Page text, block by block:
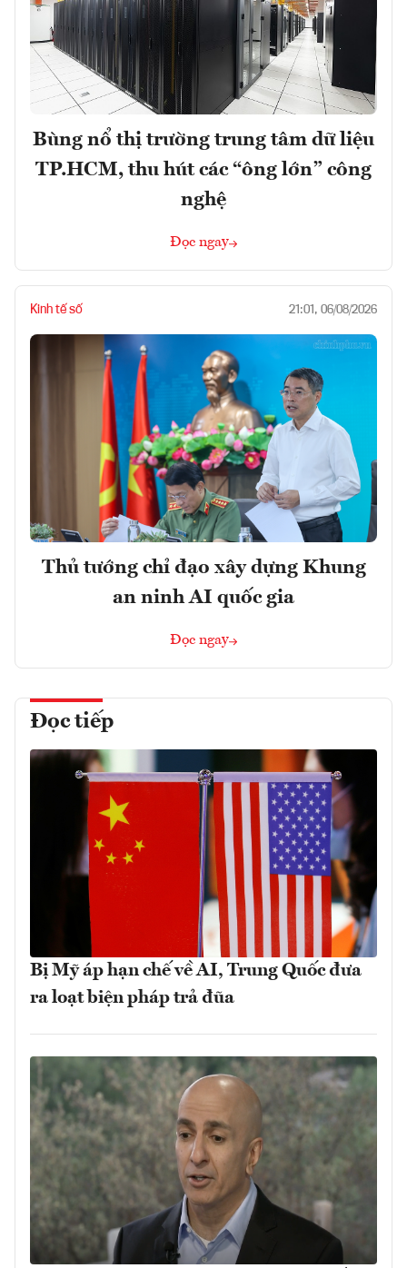
Bùng nổ thị trường trung tâm dữ liệu
TP.HCM, thu hút các “ông lớn” công
nghệ
Đọc ngay
Kinh tế số 21:01, 06/08/2026
Thủ tướng chỉ đạo xây dựng Khung
an ninh AI quốc gia
Đọc ngay
Đọc tiếp
Bị Mỹ áp hạn chế về AI, Trung Quốc đưa
ra loạt biện pháp trả đũa